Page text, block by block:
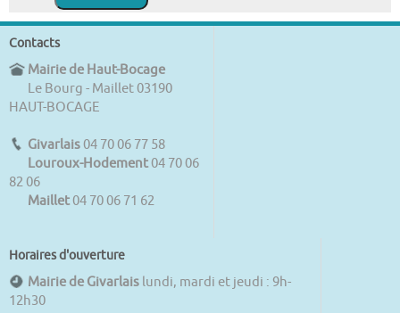
Contacts
Mairie de Haut-Bocage
Le Bourg - Maillet 03190
HAUT-BOCAGE
Givarlais 04 70 06 77 58
Louroux-Hodement 04 70 06
82 06
Maillet 04 70 06 71 62
Horaires d'ouverture
Mairie de Givarlais lundi, mardi et jeudi : 9h-
12h30